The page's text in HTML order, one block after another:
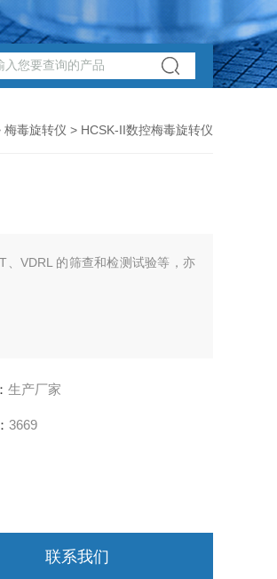
梅毒旋转仪 > HCSK-II数控梅毒旋转仪
、VDRL 的筛查和检测试验等，亦
生产厂家
3669
联系我们